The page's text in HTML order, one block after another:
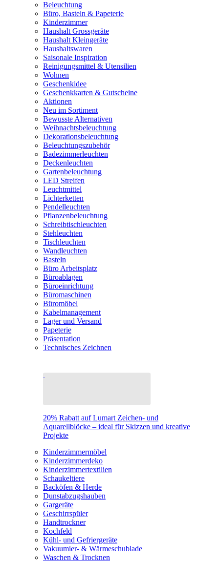
Beleuchtung
Büro, Basteln & Papeterie
Kinderzimmer
Haushalt Grossgeräte
Haushalt Kleingeräte
Haushaltswaren
Saisonale Inspiration
Reinigungsmittel & Utensilien
Wohnen
Geschenkidee
Geschenkkarten & Gutscheine
Aktionen
Neu im Sortiment
Bewusste Alternativen
Weihnachtsbeleuchtung
Dekorationsbeleuchtung
Beleuchtungszubehör
Badezimmerleuchten
Deckenleuchten
Gartenbeleuchtung
LED Streifen
Leuchtmittel
Lichterketten
Pendelleuchten
Pflanzenbeleuchtung
Schreibtischleuchten
Stehleuchten
Tischleuchten
Wandleuchten
Basteln
Büro Arbeitsplatz
Büroablagen
Büroeinrichtung
Büromaschinen
Büromöbel
Kabelmanagement
Lager und Versand
Papeterie
Präsentation
Technisches Zeichnen
20% Rabatt auf Lumart Zeichen- und
Aquarellblöcke – ideal für Skizzen und kreative
Projekte
Kinderzimmermöbel
Kinderzimmerdeko
Kinderzimmertextilien
Schaukeltiere
Backöfen & Herde
Dunstabzugshauben
Gargeräte
Geschirrspüler
Handtrockner
Kochfeld
Kühl- und Gefriergeräte
Vakuumier- & Wärmeschublade
Waschen & Trocknen